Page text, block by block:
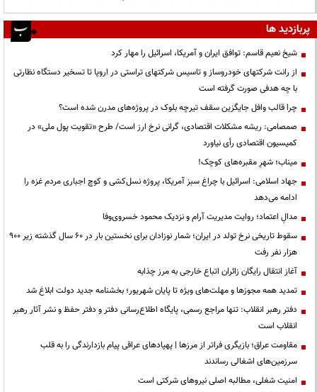
پربازدید ها
شیخ نعیم قاسم: توافق ایران و آمریکا، اسرائیل را مهار کرد
از رانت‌ شرکتهای خودروساز و تاسیس شرکتهای تراستی در اروپا تا تسخیر دستگاه نظارتی
با چه هدفی صورت گرفته است
چرا قالب وافل جایگزین سقف تیرچه بلوک در پروژه‌های مدرن شده است؟
صمصامی: ریشه مشکلات اقتصادی، گرانی نرخ ارز است/ طرح «تقویت پول ملی» در
کمیسیون اقتصادی رأی نیاورد
میناب؛ شهرِ مقبره‌های کوچک!
جهاد اسلامی: اسرائیل با چراغ سبز آمریکا، پروژه نسل‌کشی و کوچ اجباری مردم غزه را
ادامه می‌دهد
مدالِ اعتماد؛ روایت مدیریت آرام و نزدیک محمود خسروی‌وفا
سقوط تاریخی نرخ تولد در ایران؛ شمار نوزادان برای نخستین بار در ۶۰ سال گذشته زیر ۹۰۰
هزار نفر رفت
آغاز انتقال رایگان زائران اتباع خارجی به مرز چذابه
تمدید همه مجوزها و مهلت‌های ویژه تا پایان شهریور؛ بخشنامه جدید دولت ابلاغ شد
دفتر رهبر انقلاب: تنها مراجع رسمی، پایگاه اطلاع‌رسانی دفتر و دفتر حفظ و نشر آثار رهبر
انقلاب است
مقاومت عراق؛ بازیگری فراتر از مرزها | پهپادهای عراقی پیام بازدارندگی را به قلب
سرزمین‌های اشغالی رساندند
‌امنیت شغلی، مطالبه اصلی نیروهای شرکتی است